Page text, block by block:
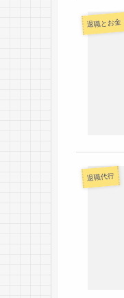
退職とお金
退職代行